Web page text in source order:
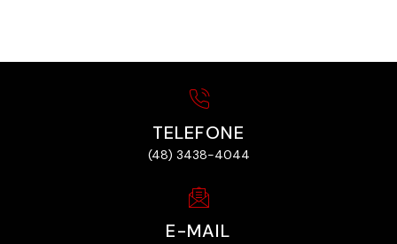
TELEFONE
(48) 3438-4044
E-MAIL